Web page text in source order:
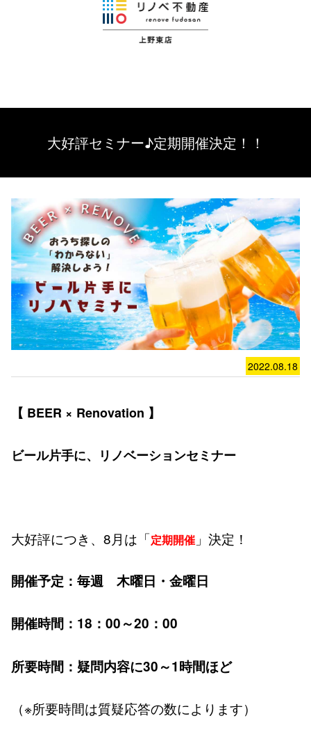
大好評セミナー♪定期開催決定！！
2022.08.18
【 BEER × Renovation 】
ビール片手に、リノベーションセミナー
大好評につき、8月は「定期開催」決定！
開催予定：毎週 木曜日・金曜日
開催時間：18：00～20：00
所要時間：疑問内容に30～1時間ほど
（※所要時間は質疑応答の数によります）